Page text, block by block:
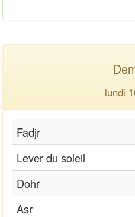
lundi
Fadjr
Lever du soleil
Dohr
Asr